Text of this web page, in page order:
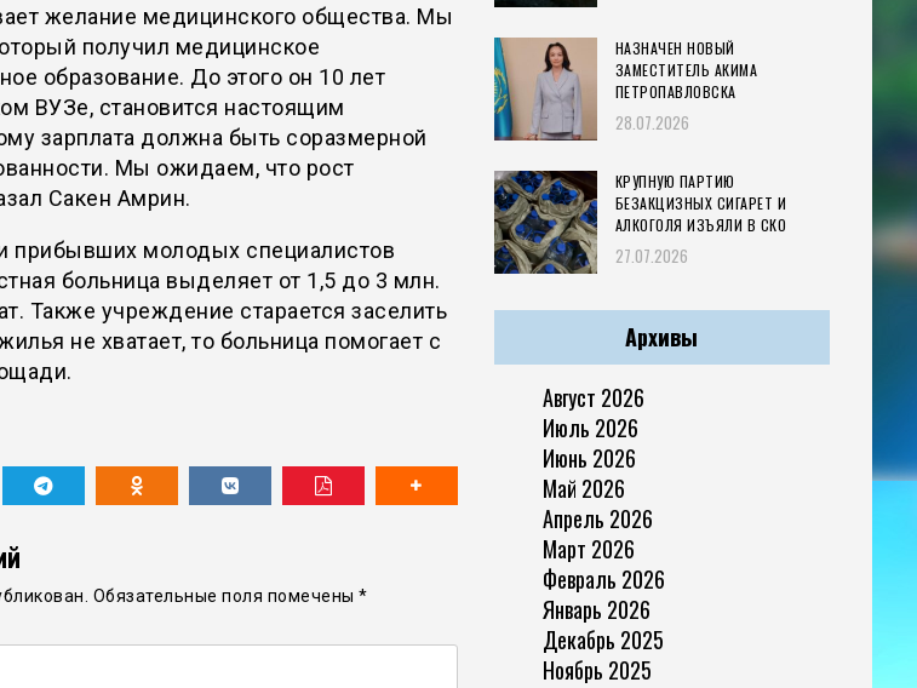
желание медицинского общества. Мы
получил медицинское
образование. До этого он 10 лет
ВУЗе, становится настоящим
зарплата должна быть соразмерной
Мы ожидаем, что рост
Сакен Амрин.
прибывших молодых специалистов
больница выделяет от 1,5 до 3 млн.
Также учреждение старается заселить
не хватает, то больница помогает с
Обязательные поля помечены *
НАЗНАЧЕН НОВЫЙ
ЗАМЕСТИТЕЛЬ АКИМА
ПЕТРОПАВЛОВСКА
28.07.2026
КРУПНУЮ ПАРТИЮ
БЕЗАКЦИЗНЫХ СИГАРЕТ И
АЛКОГОЛЯ ИЗЪЯЛИ В СКО
27.07.2026
Архивы
Август 2026
Июль 2026
Июнь 2026
Май 2026
Апрель 2026
Март 2026
Февраль 2026
Январь 2026
Декабрь 2025
Ноябрь 2025